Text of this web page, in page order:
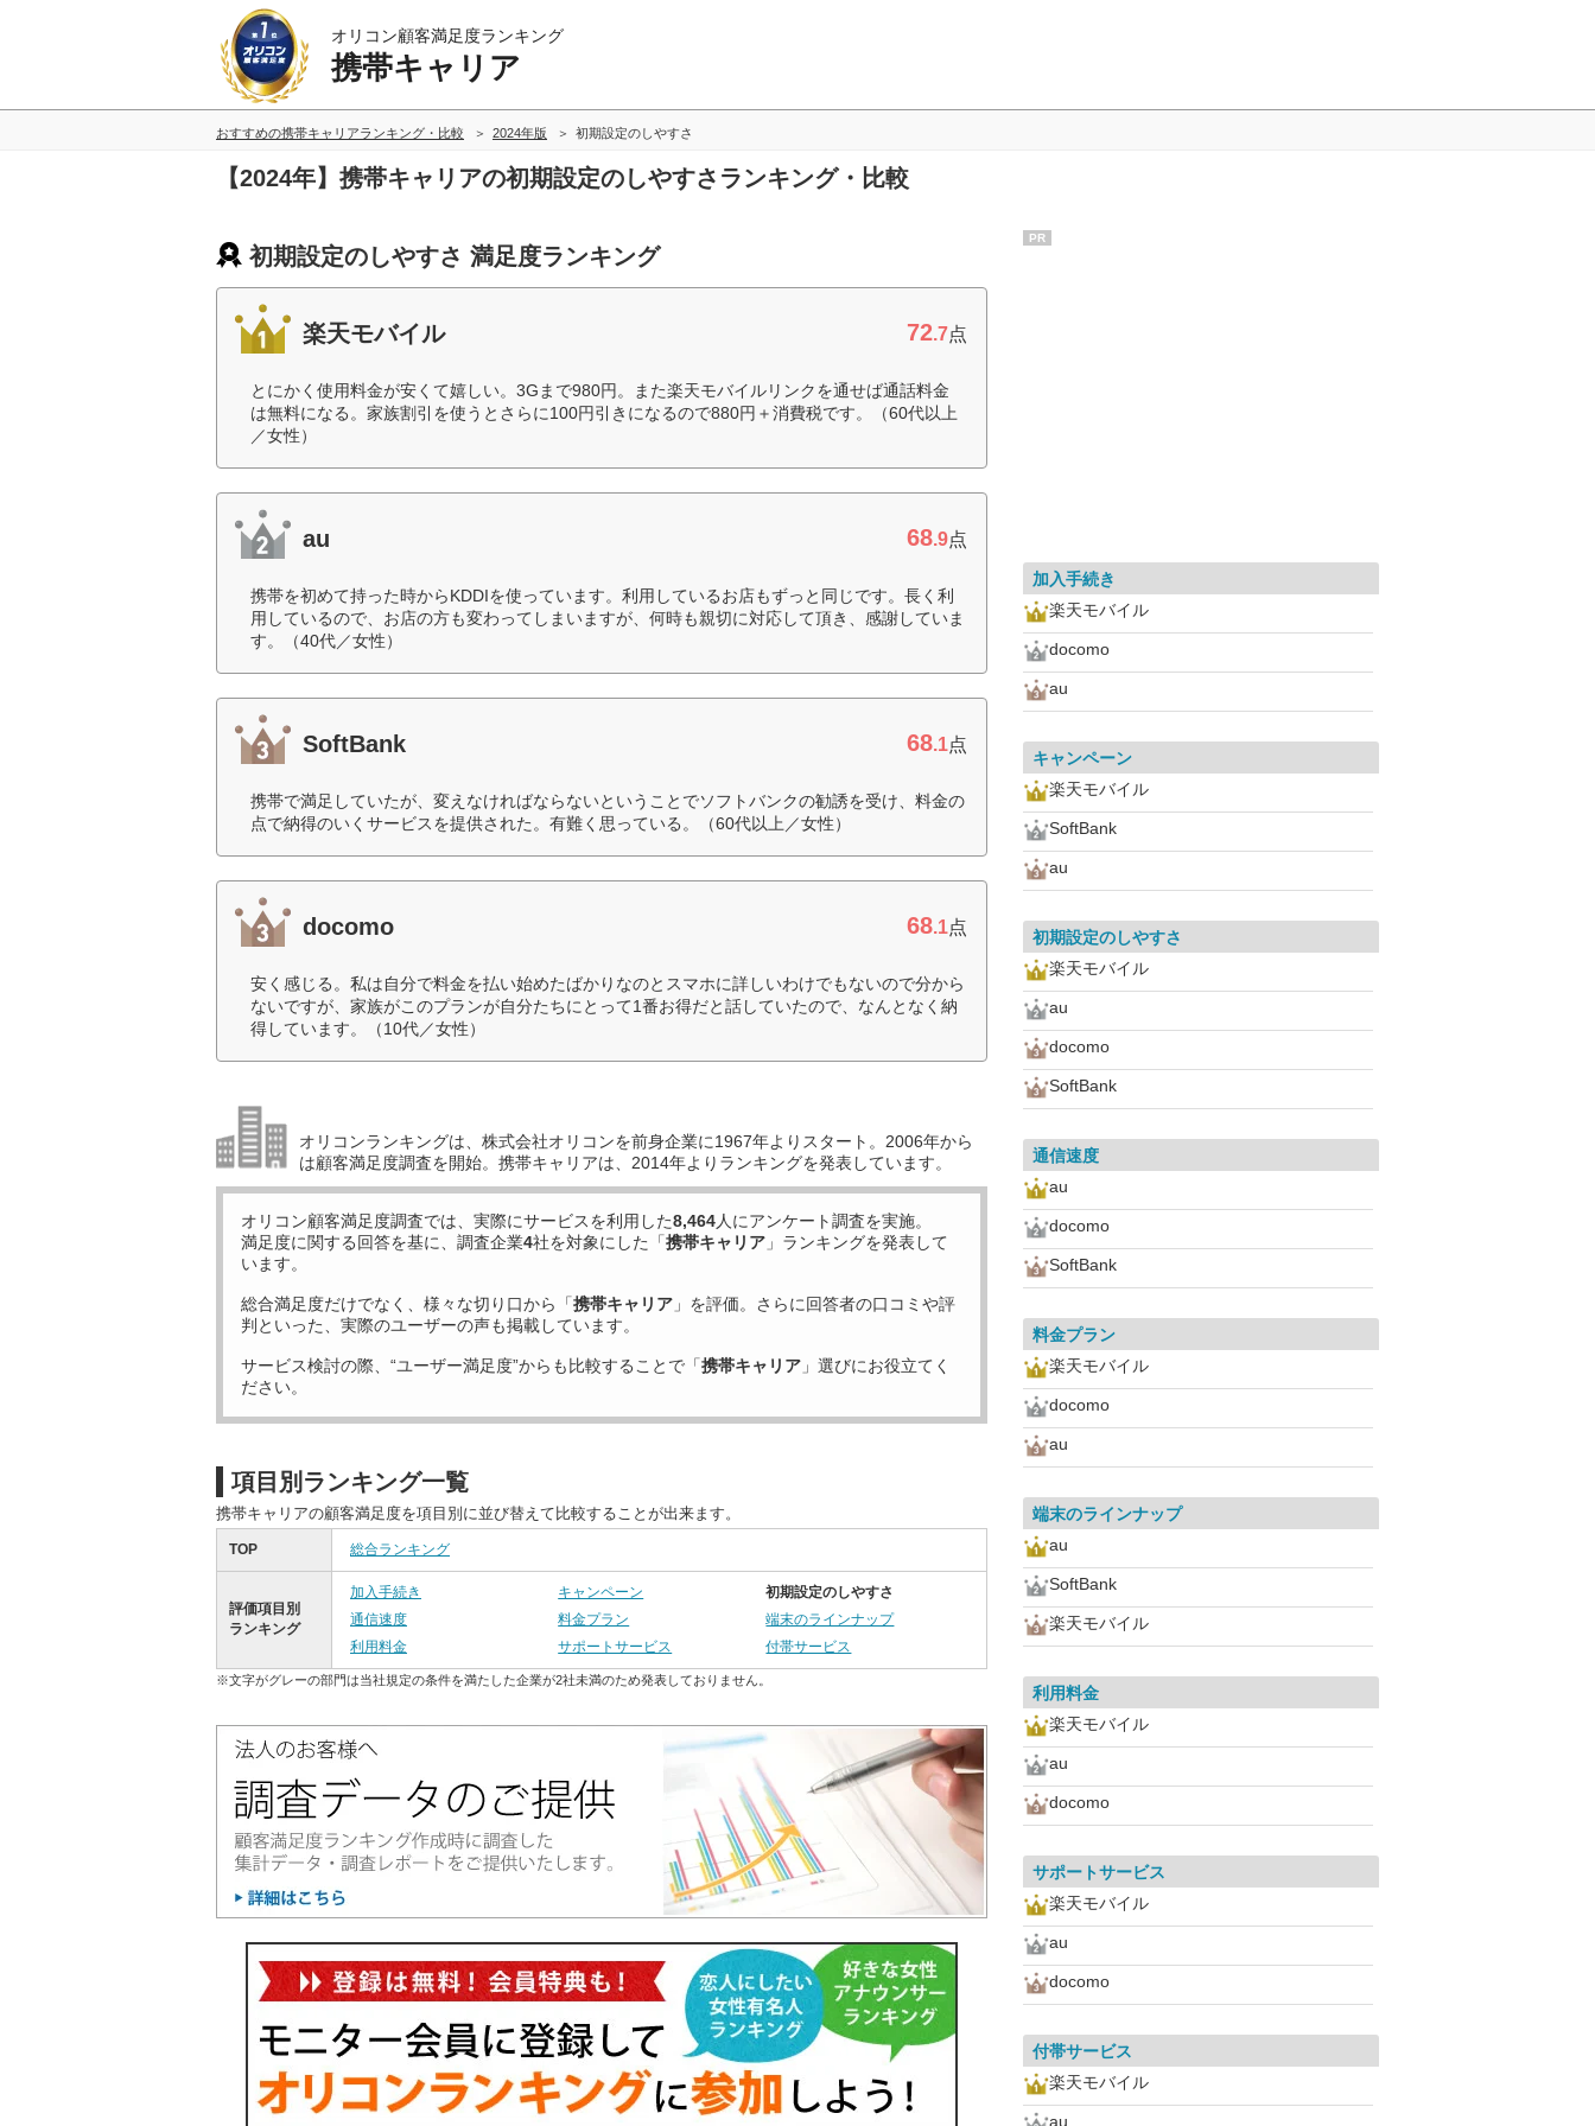
オリコン顧客満足度ランキング
携帯キャリア
おすすめの携帯キャリアランキング・比較 2024年版 初期設定のしやすさ
【2024年】携帯キャリアの初期設定のしやすさランキング・比較
初期設定のしやすさ 満足度ランキング
楽天モバイル 72.7点
とにかく使用料金が安くて嬉しい。3Gまで980円。また楽天モバイルリンクを通せば通話料金
は無料になる。家族割引を使うとさらに100円引きになるので880円＋消費税です。（60代以上
／女性）
au 68.9点
携帯を初めて持った時からKDDIを使っています。利用しているお店もずっと同じです。長く利
用しているので、お店の方も変わってしまいますが、何時も親切に対応して頂き、感謝していま
す。（40代／女性）
SoftBank 68.1点
携帯で満足していたが、変えなければならないということでソフトバンクの勧誘を受け、料金の
点で納得のいくサービスを提供された。有難く思っている。（60代以上／女性）
docomo 68.1点
安く感じる。私は自分で料金を払い始めたばかりなのとスマホに詳しいわけでもないので分から
ないですが、家族がこのプランが自分たちにとって1番お得だと話していたので、なんとなく納
得しています。（10代／女性）
オリコンランキングは、株式会社オリコンを前身企業に1967年よりスタート。2006年から
は顧客満足度調査を開始。携帯キャリアは、2014年よりランキングを発表しています。
オリコン顧客満足度調査では、実際にサービスを利用した8,464人にアンケート調査を実施。
満足度に関する回答を基に、調査企業4社を対象にした「携帯キャリア 」ランキングを発表して
います。
総合満足度だけでなく、様々な切り口から「携帯キャリア 」を評価。さらに回答者の口コミや評
判といった、実際のユーザーの声も掲載しています。
サービス検討の際、“ユーザー満足度”からも比較することで「携帯キャリア 」選びにお役立てく
ださい。
項目別ランキング一覧
携帯キャリアの顧客満足度を項目別に並び替えて比較することが出来ます。
TOP 総合ランキング
評価項目別
ランキング
加入手続き キャンペーン
初期設定のしやすさ
通信速度
料金プラン
端末のラインナップ
利用料金
サポートサービス 付帯サービス
※文字がグレーの部門は当社規定の条件を満たした企業が2社未満のため発表しておりません。
PR
加入手続き
楽天モバイル
docomo
au
キャンペーン
楽天モバイル
SoftBank
au
初期設定のしやすさ
楽天モバイル
au
docomo
SoftBank
通信速度
au
docomo
SoftBank
料金プラン
楽天モバイル
docomo
au
端末のラインナップ
au
SoftBank
楽天モバイル
利用料金
楽天モバイル
au
docomo
サポートサービス
楽天モバイル
au
docomo
付帯サービス
楽天モバイル
au